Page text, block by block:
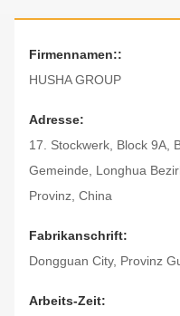
Firmennamen::
HUSHA GROUP
Adresse:
17. Stockwerk, Block 9A,
Gemeinde, Longhua
Provinz, China
Fabrikanschrift:
Dongguan City, Provinz
Arbeits-Zeit: